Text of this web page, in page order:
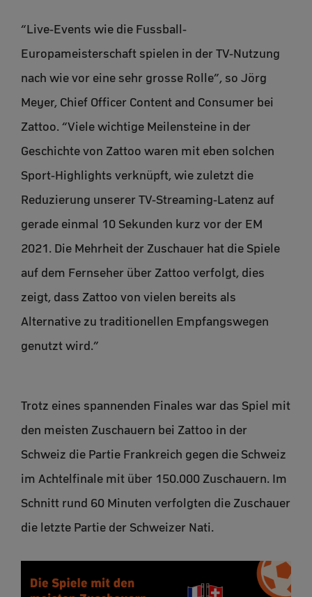
“Live-Events wie die Fussball-
Europameisterschaft spielen in der TV-Nutzung
nach wie vor eine sehr grosse Rolle”, so Jörg
Meyer, Chief Officer Content and Consumer bei
Zattoo. “Viele wichtige Meilensteine in der
Geschichte von Zattoo waren mit eben solchen
Sport-Highlights verknüpft, wie zuletzt die
Reduzierung unserer TV-Streaming-Latenz auf
gerade einmal 10 Sekunden kurz vor der EM
2021. Die Mehrheit der Zuschauer hat die Spiele
auf dem Fernseher über Zattoo verfolgt, dies
zeigt, dass Zattoo von vielen bereits als
Alternative zu traditionellen Empfangswegen
genutzt wird.”
Trotz eines spannenden Finales war das Spiel mit
den meisten Zuschauern bei Zattoo in der
Schweiz die Partie Frankreich gegen die Schweiz
im Achtelfinale mit über 150.000 Zuschauern. Im
Schnitt rund 60 Minuten verfolgten die Zuschauer
die letzte Partie der Schweizer Nati.